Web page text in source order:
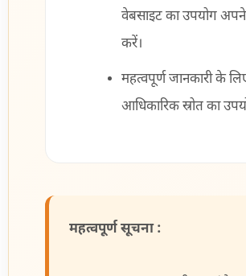
वेबसाइट का उपयोग
करें।
महत्वपूर्ण जानकारी के
आधिकारिक स्रोत का
महत्वपूर्ण सूचना :